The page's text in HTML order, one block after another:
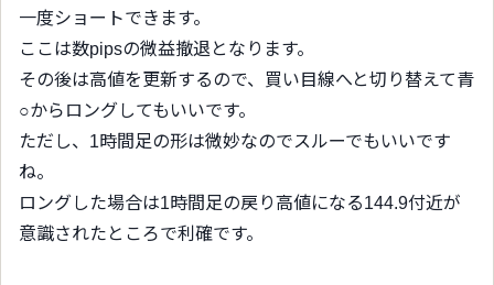
一度ショートできます。
ここは数pipsの微益撤退となります。
その後は高値を更新するので、買い目線へと切り替えて青
○からロングしてもいいです。
ただし、1時間足の形は微妙なのでスルーでもいいです
ね。
ロングした場合は1時間足の戻り高値になる144.9付近が
意識されたところで利確です。